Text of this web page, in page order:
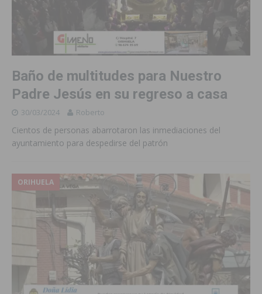
Baño de multitudes para Nuestro
Padre Jesús en su regreso a casa
30/03/2024 Roberto
Cientos de personas abarrotaron las inmediaciones del
ayuntamiento para despedirse del patrón
ORIHUELA